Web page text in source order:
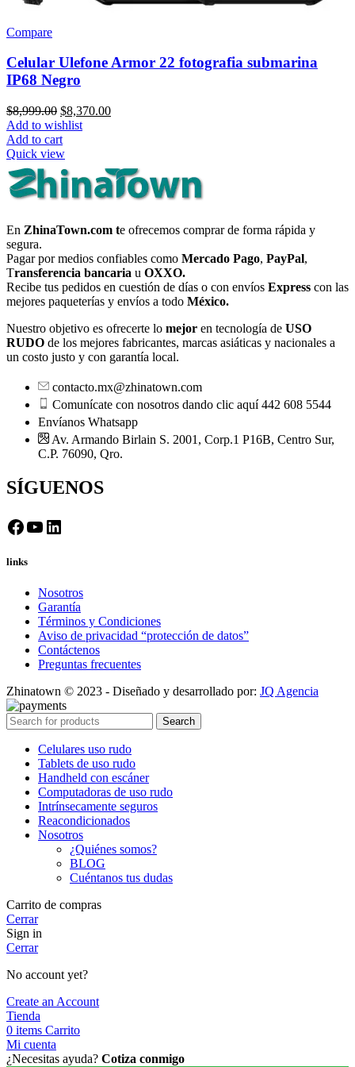
Compare
Celular Ulefone Armor 22 fotografia submarina
IP68 Negro
$8,999.00 Original
price
was:
$8,999.00.
$8,370.00Current
Add to wishlist
Add to cart
Quick view
En ZhinaTown.com te ofrecemos comprar de forma rápida y
segura.
Pagar por medios confiables como Mercado Pago, PayPal,
Transferencia bancaria u OXXO.
Recibe tus pedidos en cuestión de días o con envíos Express con las
mejores paqueterías y envíos a todo México.
Nuestro objetivo es ofrecerte lo mejor en tecnología de USO
RUDO de los mejores fabricantes, marcas asiáticas y nacionales a
un costo justo y con garantía local.
contacto.mx@zhinatown.com
Comunícate con nosotros dando clic aquí 442 608 5544
Envíanos Whatsapp
Av. Armando Birlain S. 2001, Corp.1 P16B, Centro Sur,
C.P. 76090, Qro.
SÍGUENOS
Facebook
YouTube
LinkedIn
links
Nosotros
Garantía
Términos y Condiciones
Aviso de privacidad “protección de datos”
Contáctenos
Preguntas frecuentes
Zhinatown © 2023 - Diseñado y desarrollado por: JQ Agencia
Search
Celulares uso rudo
Tablets de uso rudo
Handheld con escáner
Computadoras de uso rudo
Intrínsecamente seguros
Reacondicionados
Nosotros
¿Quiénes somos?
BLOG
Cuéntanos tus dudas
Carrito de compras
Cerrar
Sign in
Cerrar
No account yet?
Create an Account
Tienda
0 items Carrito
Mi cuenta
¿Necesitas ayuda? Cotiza conmigo